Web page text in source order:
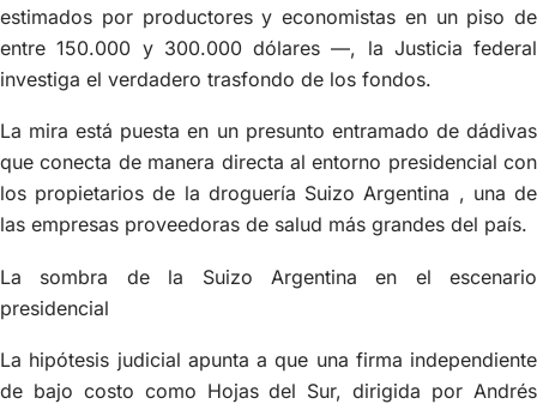
estimados por productores y economistas en un piso de
entre 150.000 y 300.000 dólares —, la Justicia federal
investiga el verdadero trasfondo de los fondos.
La mira está puesta en un presunto entramado de dádivas
que conecta de manera directa al entorno presidencial con
los propietarios de la droguería Suizo Argentina , una de
las empresas proveedoras de salud más grandes del país.
La sombra de la Suizo Argentina en el escenario
presidencial
La hipótesis judicial apunta a que una firma independiente
de bajo costo como Hojas del Sur, dirigida por Andrés